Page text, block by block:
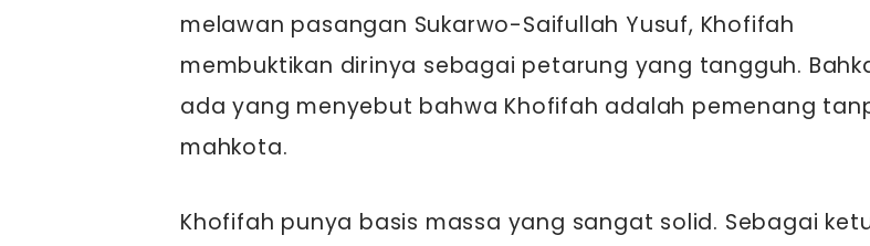
melawan pasangan Sukarwo-Saifullah Yusuf, Khofifah
membuktikan dirinya sebagai petarung yang tangguh.
ada yang menyebut bahwa Khofifah adalah pemenang
mahkota.
Khofifah punya basis massa yang sangat solid. Sebagai